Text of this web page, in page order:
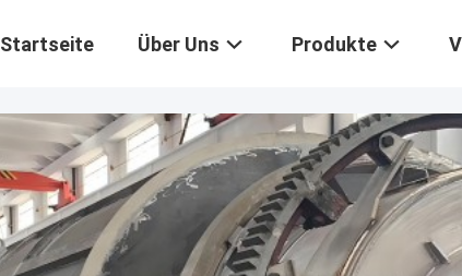
Startseite Über Uns Produkte